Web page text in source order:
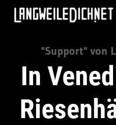
"Support" von
In